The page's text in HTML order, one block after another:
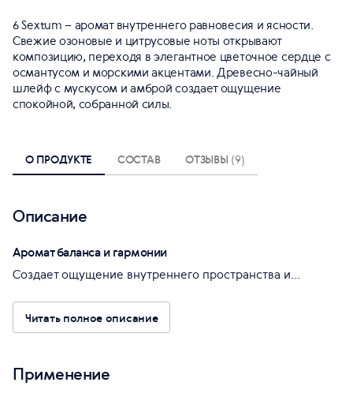
6 Sextum – аромат внутреннего равновесия и ясности.
Свежие озоновые и цитрусовые ноты открывают
композицию, переходя в элегантное цветочное сердце с
османтусом и морскими акцентами. Древесно-чайный
шлейф с мускусом и амброй создает ощущение
спокойной, собранной силы.
О ПРОДУКТЕ СОСТАВ ОТЗЫВЫ (9)
Описание
Аромат баланса и гармонии
Создает ощущение внутреннего пространства и...
Читать полное описание
Применение